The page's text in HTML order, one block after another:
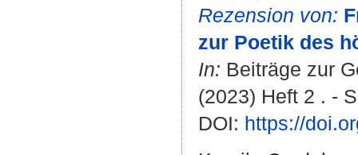
Rezension von:
zur Poetik des
In: Beiträge zur
(2023) Heft 2 . -
DOI: https://